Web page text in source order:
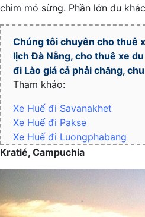
chim mỏ sừng. Phần lớn du
Chúng tôi chuyên cho thuê
lịch Đà Nẵng, cho thuê xe
đi Lào giá cả phải chăng,
Tham khảo:
Xe Huế đi Savanakhet
Xe Huế đi Pakse
Xe Huế đi Luongphabang
Kratié, Campuchia